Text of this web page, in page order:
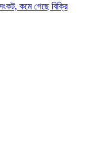
কমে গেছে বিক্রি